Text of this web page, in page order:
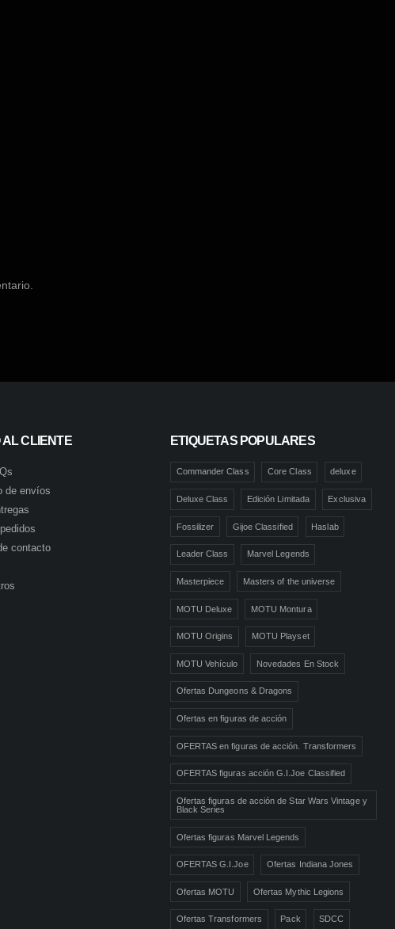
AL CLIENTE
de envíos
contacto
ETIQUETAS POPULARES
Commander Class Core Class deluxe
Deluxe Class Edición Limitada Exclusiva
Fossilizer Gijoe Classified Haslab
Leader Class Marvel Legends
Masterpiece Masters of the universe
MOTU Deluxe MOTU Montura
MOTU Origins MOTU Playset
MOTU Vehículo Novedades En Stock
Ofertas Dungeons & Dragons
Ofertas en figuras de acción
OFERTAS en figuras de acción. Transformers
OFERTAS figuras acción G.I.Joe Classified
Ofertas figuras de acción de Star Wars Vintage y
Black Series
Ofertas figuras Marvel Legends
OFERTAS G.I.Joe Ofertas Indiana Jones
Ofertas MOTU Ofertas Mythic Legions
Ofertas Transformers Pack SDCC